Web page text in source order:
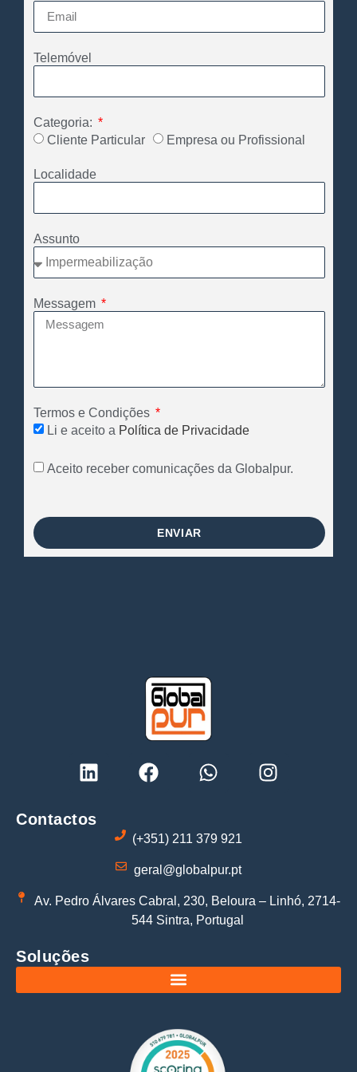
Telemóvel
Categoria:
Cliente Particular
Empresa ou Profissional
Localidade
Assunto
Messagem
Termos e Condições
Li e aceito a Política de Privacidade
Aceito receber comunicações da Globalpur.
ENVIAR
Contactos
(+351) 211 379 921
geral@globalpur.pt
Av. Pedro Álvares Cabral, 230, Beloura – Linhó, 2714-
544 Sintra, Portugal
Soluções